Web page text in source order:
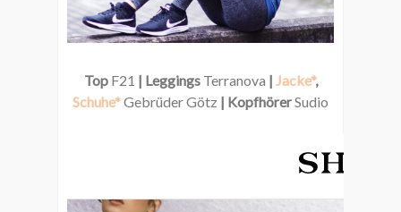
TopF21 | LeggingsTerranova | Jacke*,
Schuhe*Gebrüder Götz | KopfhörerSudio